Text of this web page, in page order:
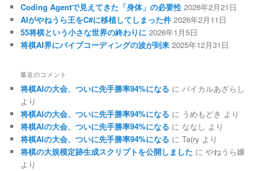
Coding Agentで見えてきた「身体」の必要性 2026年2月21日
AIがやねうら王をC#に移植してしまった件 2026年2月11日
55将棋という小さな世界の終わりに 2026年1月5日
将棋AI界にバイブコーディングの波が到来 2025年12月31日
最近のコメント
将棋AIの大会、ついに先手勝率94%になる にバイカルあざらし
より
将棋AIの大会、ついに先手勝率94%になる に うめもどき より
将棋AIの大会、ついに先手勝率94%になる に ななし より
将棋AIの大会、ついに先手勝率94%になる にTa(ry より
将棋の大規模定跡生成スクリプトを公開しました にやねうら嬢
より